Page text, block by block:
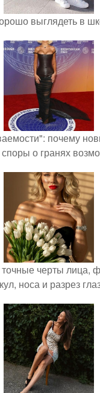
выглядеть в
почему
о гранях
черты лица,
носа и разрез